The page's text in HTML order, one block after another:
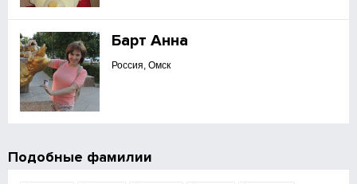
Барт Анна
Россия, Омск
Подобные фамилии